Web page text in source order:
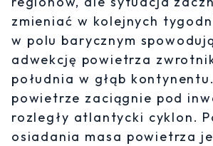
zmieniać w kolejnych
w polu barycznym
adwekcję powietrza
południa w głąb
powietrze zaciągnie pod
rozległy atlantycki cyklon.
osiadania masa powietrza